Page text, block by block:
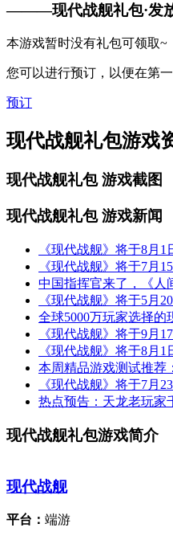
———现代战舰礼包·发
本游戏暂时没有礼包可领取~
您可以进行预订，以便在第
预订
现代战舰礼包游戏
现代战舰礼包游戏截图
现代战舰礼包游戏新闻
《现代战舰》将于8月
《现代战舰》将于7月
中国指挥官来了，《人
《现代战舰》将于5月
全球5000万玩家选择
《现代战舰》将于9月
《现代战舰》将于8月
本周精品游戏测试推荐
《现代战舰》将于7月
热点预告：天龙老玩家
现代战舰礼包游戏简介
现代战舰
平台： 端游